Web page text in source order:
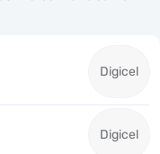
Digicel
Digicel